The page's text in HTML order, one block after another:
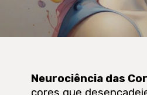
Neurociência das